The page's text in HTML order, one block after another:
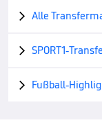
 Alle
 SPORT1-
 Fußball-